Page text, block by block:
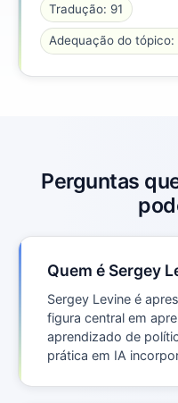
Tradução: 91
Adequação do tópico:
Perguntas
Quem é Sergey
Sergey Levine é
figura central em
aprendizado de
prática em IA